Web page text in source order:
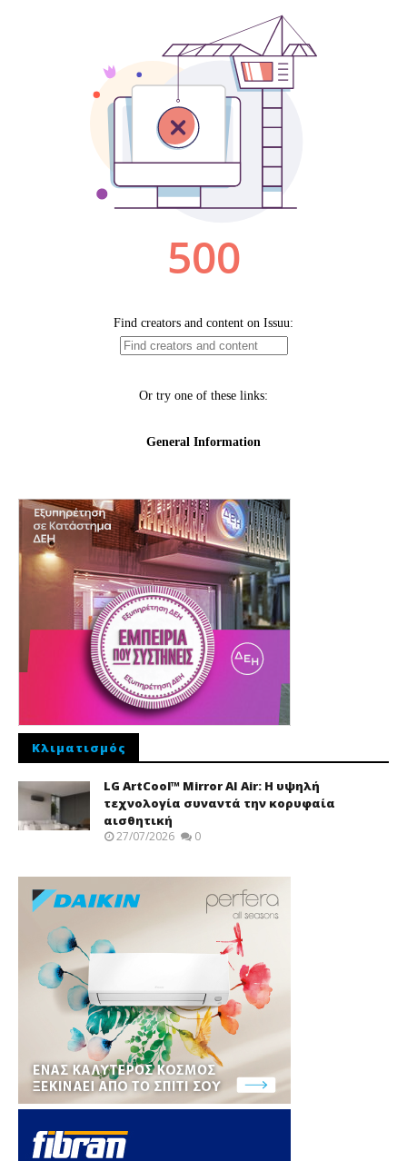
Κλιματισμός
LG ArtCool™ Mirror AI Air: Η υψηλή
τεχνολογία συναντά την κορυφαία
αισθητική
27/07/2026 0